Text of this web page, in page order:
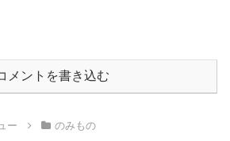
メントを書き込む
ー のみもの